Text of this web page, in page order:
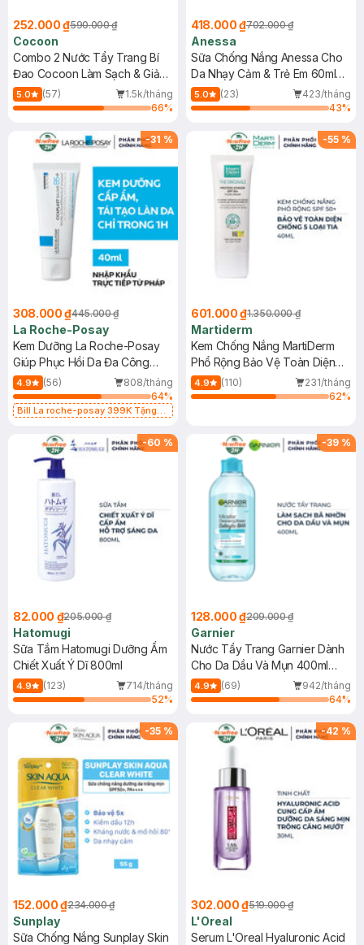
252.000 ₫590.000 ₫
Cocoon
Combo 2 Nước Tẩy Trang Bí
Đao Cocoon Làm Sạch & Giảm
Dầu 500ml
5.0 (57)
1.5k/tháng
66%
418.000 ₫702.000 ₫
Anessa
Sữa Chống Nắng Anessa Cho
Da Nhạy Cảm & Trẻ Em 60ml
(Mới)
5.0 (23)
423/tháng
43%
-31 %
308.000 ₫445.000 ₫
La Roche-Posay
Kem Dưỡng La Roche-Posay
Giúp Phục Hồi Da Đa Công
Dụng 40ml
4.9 (56)
808/tháng
64%
Bill La roche-posay 399K Tặng
(SL có hạn)
-55 %
601.000 ₫1.350.000 ₫
Martiderm
Kem Chống Nắng MartiDerm
Phổ Rộng Bảo Vệ Toàn Diện
40ml
4.9 (110)
231/tháng
62%
-60 %
82.000 ₫205.000 ₫
Hatomugi
Sữa Tắm Hatomugi Dưỡng Ẩm
Chiết Xuất Ý Dĩ 800ml
4.9 (123)
714/tháng
52%
-39 %
128.000 ₫209.000 ₫
Garnier
Nước Tẩy Trang Garnier Dành
Cho Da Dầu Và Mụn 400ml
(Mới)
4.9 (69)
942/tháng
64%
-35 %
152.000 ₫234.000 ₫
Sunplay
Sữa Chống Nắng Sunplay Skin
-42 %
302.000 ₫519.000 ₫
L'Oreal
Serum L'Oreal Hyaluronic Acid